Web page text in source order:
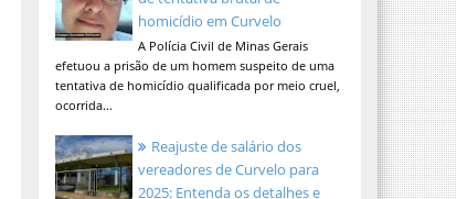
homicídio em Curvelo
A Polícia Civil de Minas Gerais
efetuou a prisão de um homem suspeito de uma
tentativa de homicídio qualificada por meio cruel,
ocorrida...
Reajuste de salário dos
vereadores de Curvelo para
2025: Entenda os detalhes e